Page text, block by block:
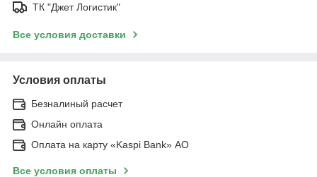
ТК "Джет Логистик"
Все условия доставки
Условия оплаты
Безналиный расчет
Онлайн оплата
Оплата на карту «Kaspi Bank» АО
Все условия оплаты